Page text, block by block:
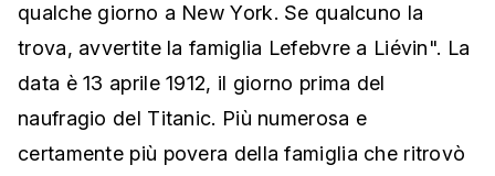
qualche giorno a New York. Se qualcuno la
trova, avvertite la famiglia Lefebvre a Liévin". La
data è 13 aprile 1912, il giorno prima del
naufragio del Titanic. Più numerosa e
certamente più povera della famiglia che ritrovò